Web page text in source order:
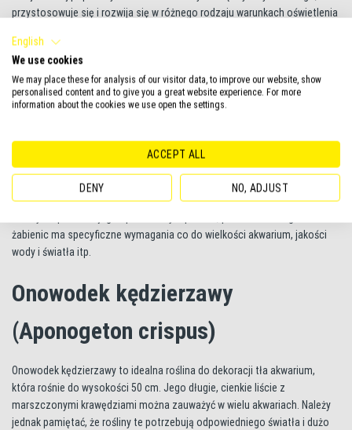
przystosowuje się i rozwija się w różnego rodzaju warunkach oświetlenia
nawozem dla korzeni.
Inne rośliny żabienicowate
Istnieje kilka naturalnych gatunków roślin żabienicowatych, a także wiele
ich odmian uprawnych, które sprawiają, że akwarium wygląda wspaniale
nie tylko dzięki kształtowi liści, ale również czerwonawemu kolorowi
żabienic ma specyficzne wymagania co do wielkości akwarium, jakości
wody i światła itp.
Onowodek kędzierzawy
(Aponogeton crispus)
Onowodek kędzierzawy to idealna roślina do dekoracji tła akwarium,
która rośnie do wysokości 50 cm. Jego długie, cienkie liście z
marszczonymi krawędziami można zauważyć w wielu akwariach. Należy
jednak pamiętać, że rośliny te potrzebują odpowiedniego światła i dużo
English
We use cookies
We may place these for analysis of our visitor data, to improve our website, show
personalised content and to give you a great website experience. For more
information about the cookies we use open the settings.
ACCEPT ALL
DENY NO, ADJUST